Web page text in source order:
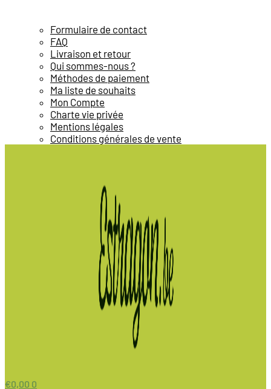
Formulaire de contact
FAQ
Livraison et retour
Qui sommes-nous ?
Méthodes de paiement
Ma liste de souhaits
Mon Compte
Charte vie privée
Mentions légales
Conditions générales de vente
€0,00 0